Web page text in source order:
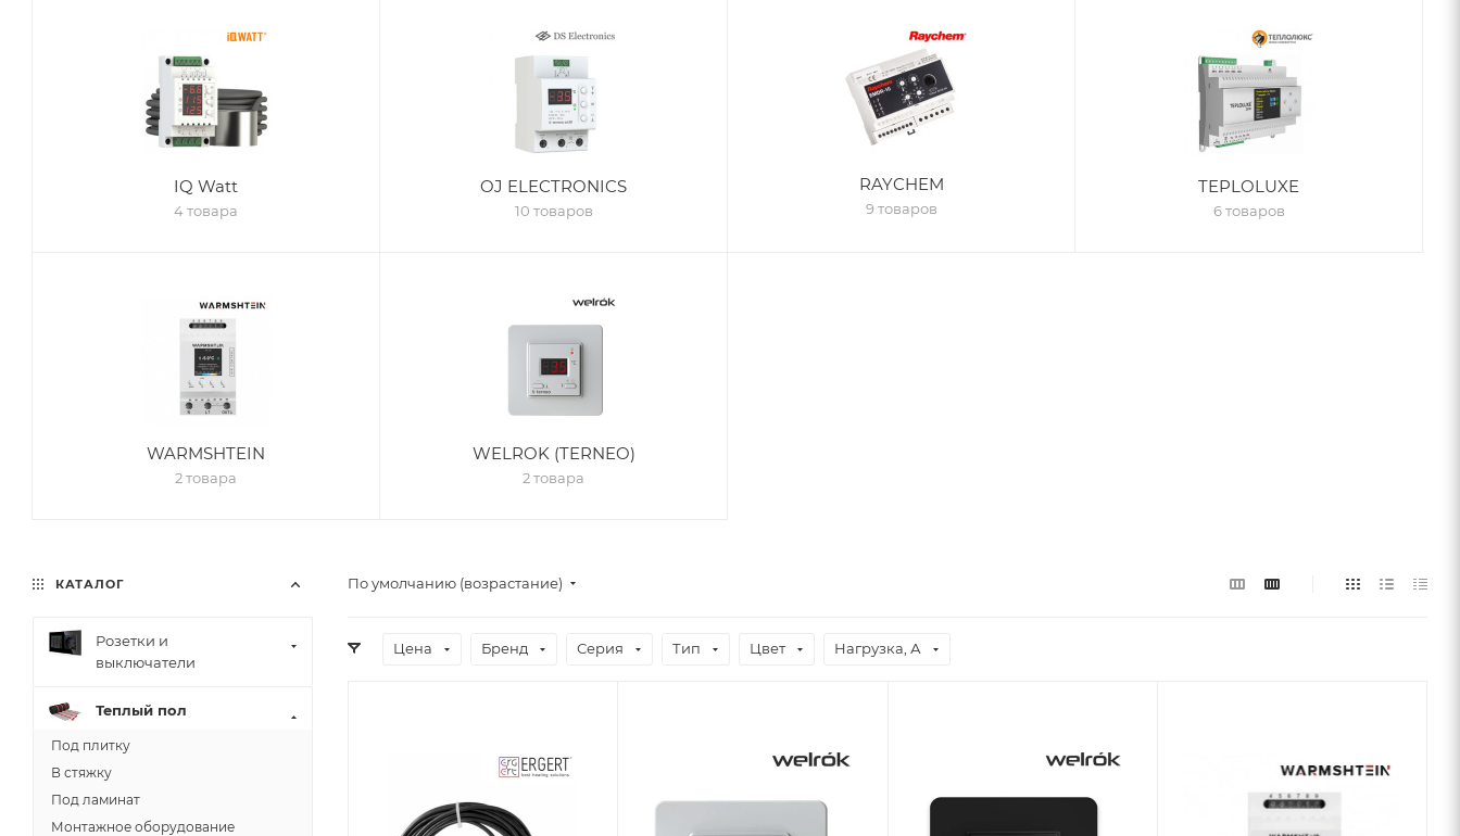
IQ Watt
4 товара
OJ ELECTRONICS
10 товаров
RAYCHEM
9 товаров
TEPLOLUXE
6 товаров
WARMSHTEIN
2 товара
WELROK (TERNEO)
2 товара
По умолчанию (возрастание)
Цена Бренд Серия Тип Цвет Нагрузка, А
КАТАЛОГ
Розетки и
выключатели
Теплый пол
Под плитку
В стяжку
Под ламинат
Монтажное оборудование